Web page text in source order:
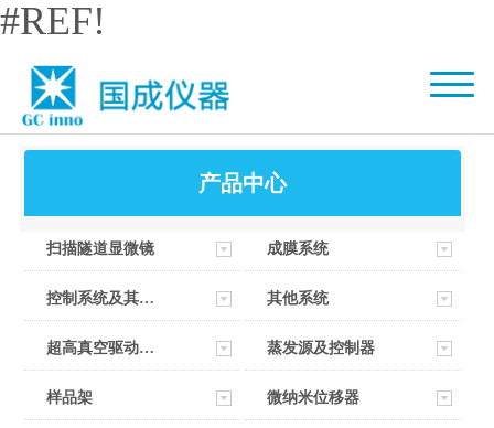
#REF!
产品中心
扫描隧道显微镜 成膜系统
控制系统及其软件 其他系统
超高真空驱动器部件 蒸发源及控制器
样品架 微纳米位移器